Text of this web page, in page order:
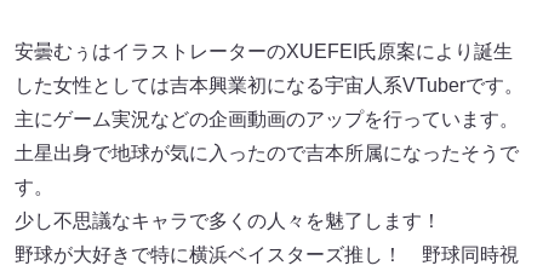
安曇むぅはイラストレーターのXUEFEI氏原案により誕生
した女性としては吉本興業初になる宇宙人系VTuberです。
主にゲーム実況などの企画動画のアップを行っています。
土星出身で地球が気に入ったので吉本所属になったそうで
す。
少し不思議なキャラで多くの人々を魅了します！
野球が大好きで特に横浜ベイスターズ推し！ 野球同時視